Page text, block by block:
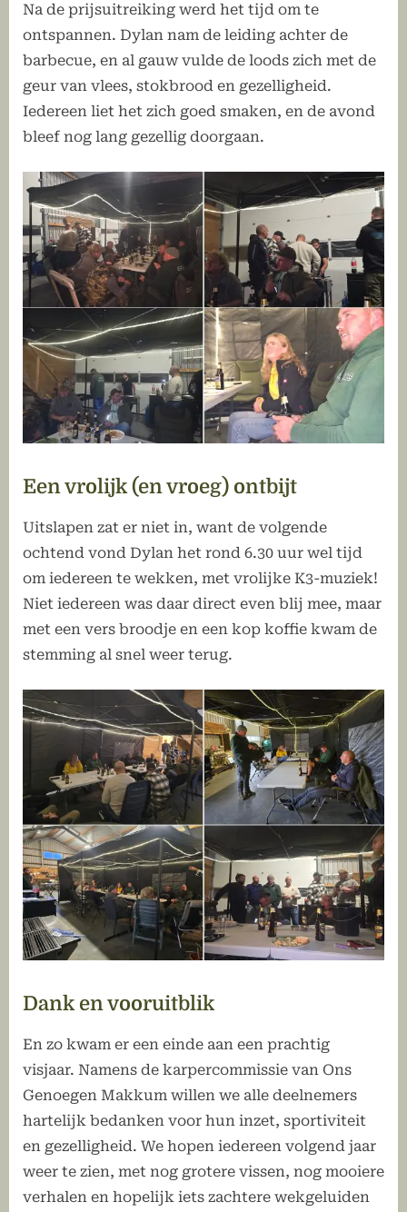
Na de prijsuitreiking werd het tijd om te
ontspannen. Dylan nam de leiding achter de
barbecue, en al gauw vulde de loods zich met de
geur van vlees, stokbrood en gezelligheid.
Iedereen liet het zich goed smaken, en de avond
bleef nog lang gezellig doorgaan.
Een vrolijk (en vroeg) ontbijt
Uitslapen zat er niet in, want de volgende
ochtend vond Dylan het rond 6.30 uur wel tijd
om iedereen te wekken, met vrolijke K3-muziek!
Niet iedereen was daar direct even blij mee, maar
met een vers broodje en een kop koffie kwam de
stemming al snel weer terug.
Dank en vooruitblik
En zo kwam er een einde aan een prachtig
visjaar. Namens de karpercommissie van Ons
Genoegen Makkum willen we alle deelnemers
hartelijk bedanken voor hun inzet, sportiviteit
en gezelligheid. We hopen iedereen volgend jaar
weer te zien, met nog grotere vissen, nog mooiere
verhalen en hopelijk iets zachtere wekgeluiden